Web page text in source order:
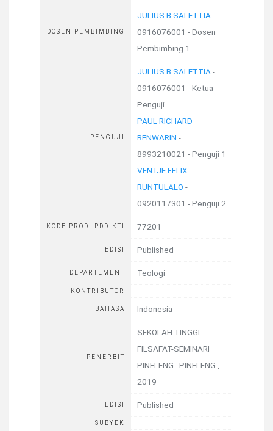
DOSEN PEMBIMBING
JULIUS B SALETTIA -
0916076001 - Dosen
Pembimbing 1
PENGUJI
JULIUS B SALETTIA -
0916076001 - Ketua
Penguji
PAUL RICHARD
RENWARIN -
8993210021 - Penguji 1
VENTJE FELIX
RUNTULALO -
0920117301 - Penguji 2
KODE PRODI PDDIKTI 77201
EDISI Published
DEPARTEMENT Teologi
KONTRIBUTOR
BAHASA Indonesia
PENERBIT
SEKOLAH TINGGI
FILSAFAT-SEMINARI
PINELENG : PINELENG
2019
EDISI Published
SUBYEK